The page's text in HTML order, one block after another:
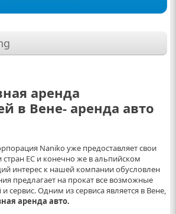
аренда
в Вене- аренда авто
Naniko уже предоставляет свои
стран ЕС и конечно же в альпийском
интерес к нашей компании обусловлен
предлагает на прокат все возможные
сервис. Одним из сервиса является в Вене,
аренда авто.